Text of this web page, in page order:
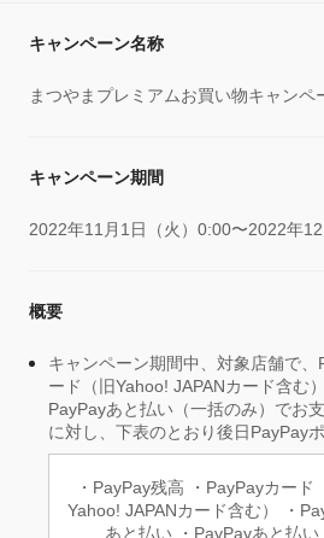
キャンペーン名称
まつやまプレミアムお買い物キャンペ
キャンペーン期間
2022年11月1日（火）0:00〜2022年
概要
キャンペーン期間中、対象店舗で、
ード（旧Yahoo! JAPANカード含む
PayPayあと払い（一括のみ）でお
に対し、下表のとおり後日PayPay
・PayPay残高 ・PayPayカード
Yahoo! JAPANカード含む） ・
あと払い ・PayPayあと払い